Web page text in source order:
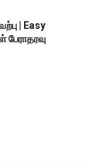
| Easy